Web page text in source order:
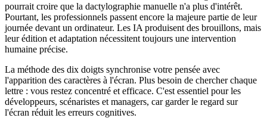
pourrait croire que la dactylographie manuelle n'a plus d'intérêt.
Pourtant, les professionnels passent encore la majeure partie de leur
journée devant un ordinateur. Les IA produisent des brouillons, mais
leur édition et adaptation nécessitent toujours une intervention
humaine précise.
La méthode des dix doigts synchronise votre pensée avec
l'apparition des caractères à l'écran. Plus besoin de chercher chaque
lettre : vous restez concentré et efficace. C'est essentiel pour les
développeurs, scénaristes et managers, car garder le regard sur
l'écran réduit les erreurs cognitives.